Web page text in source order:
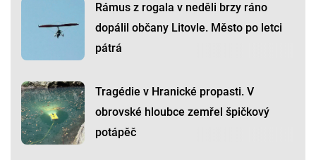
Rámus z rogala v neděli brzy ráno
dopálil občany Litovle. Město po letci
pátrá
Tragédie v Hranické propasti. V
obrovské hloubce zemřel špičkový
potápěč